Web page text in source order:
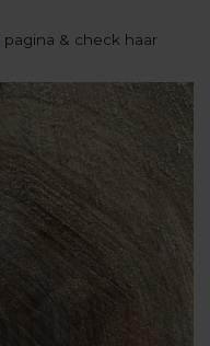
pagina & check haar